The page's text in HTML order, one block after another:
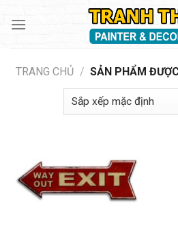
TRANG CHỦ / SẢN PHẨM